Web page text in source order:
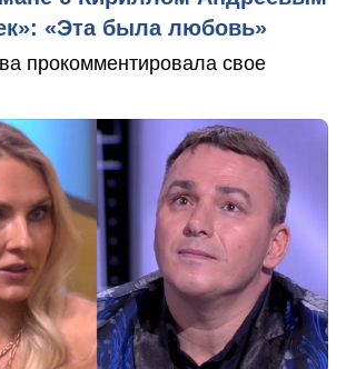
«Эта была любовь»
прокомментировала свое